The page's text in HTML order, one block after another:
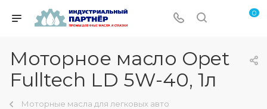
0
Моторное масло Opet
Fulltech LD 5W-40, 1л
Моторные масла для легковых авто